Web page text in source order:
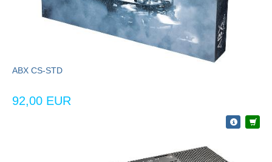
ABX CS-STD
92,00 EUR